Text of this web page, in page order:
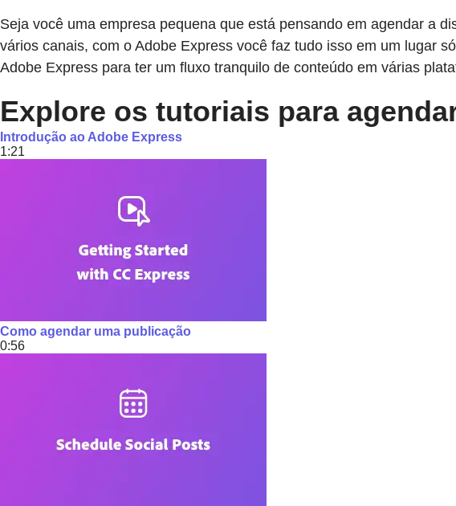
Seja você uma empresa pequena que está pensando em agendar a
vários canais, com o Adobe Express você faz tudo isso em um lugar
Adobe Express para ter um fluxo tranquilo de conteúdo em várias
Explore os tutoriais para
Introdução ao Adobe Express
1:21
Como agendar uma publicação
0:56